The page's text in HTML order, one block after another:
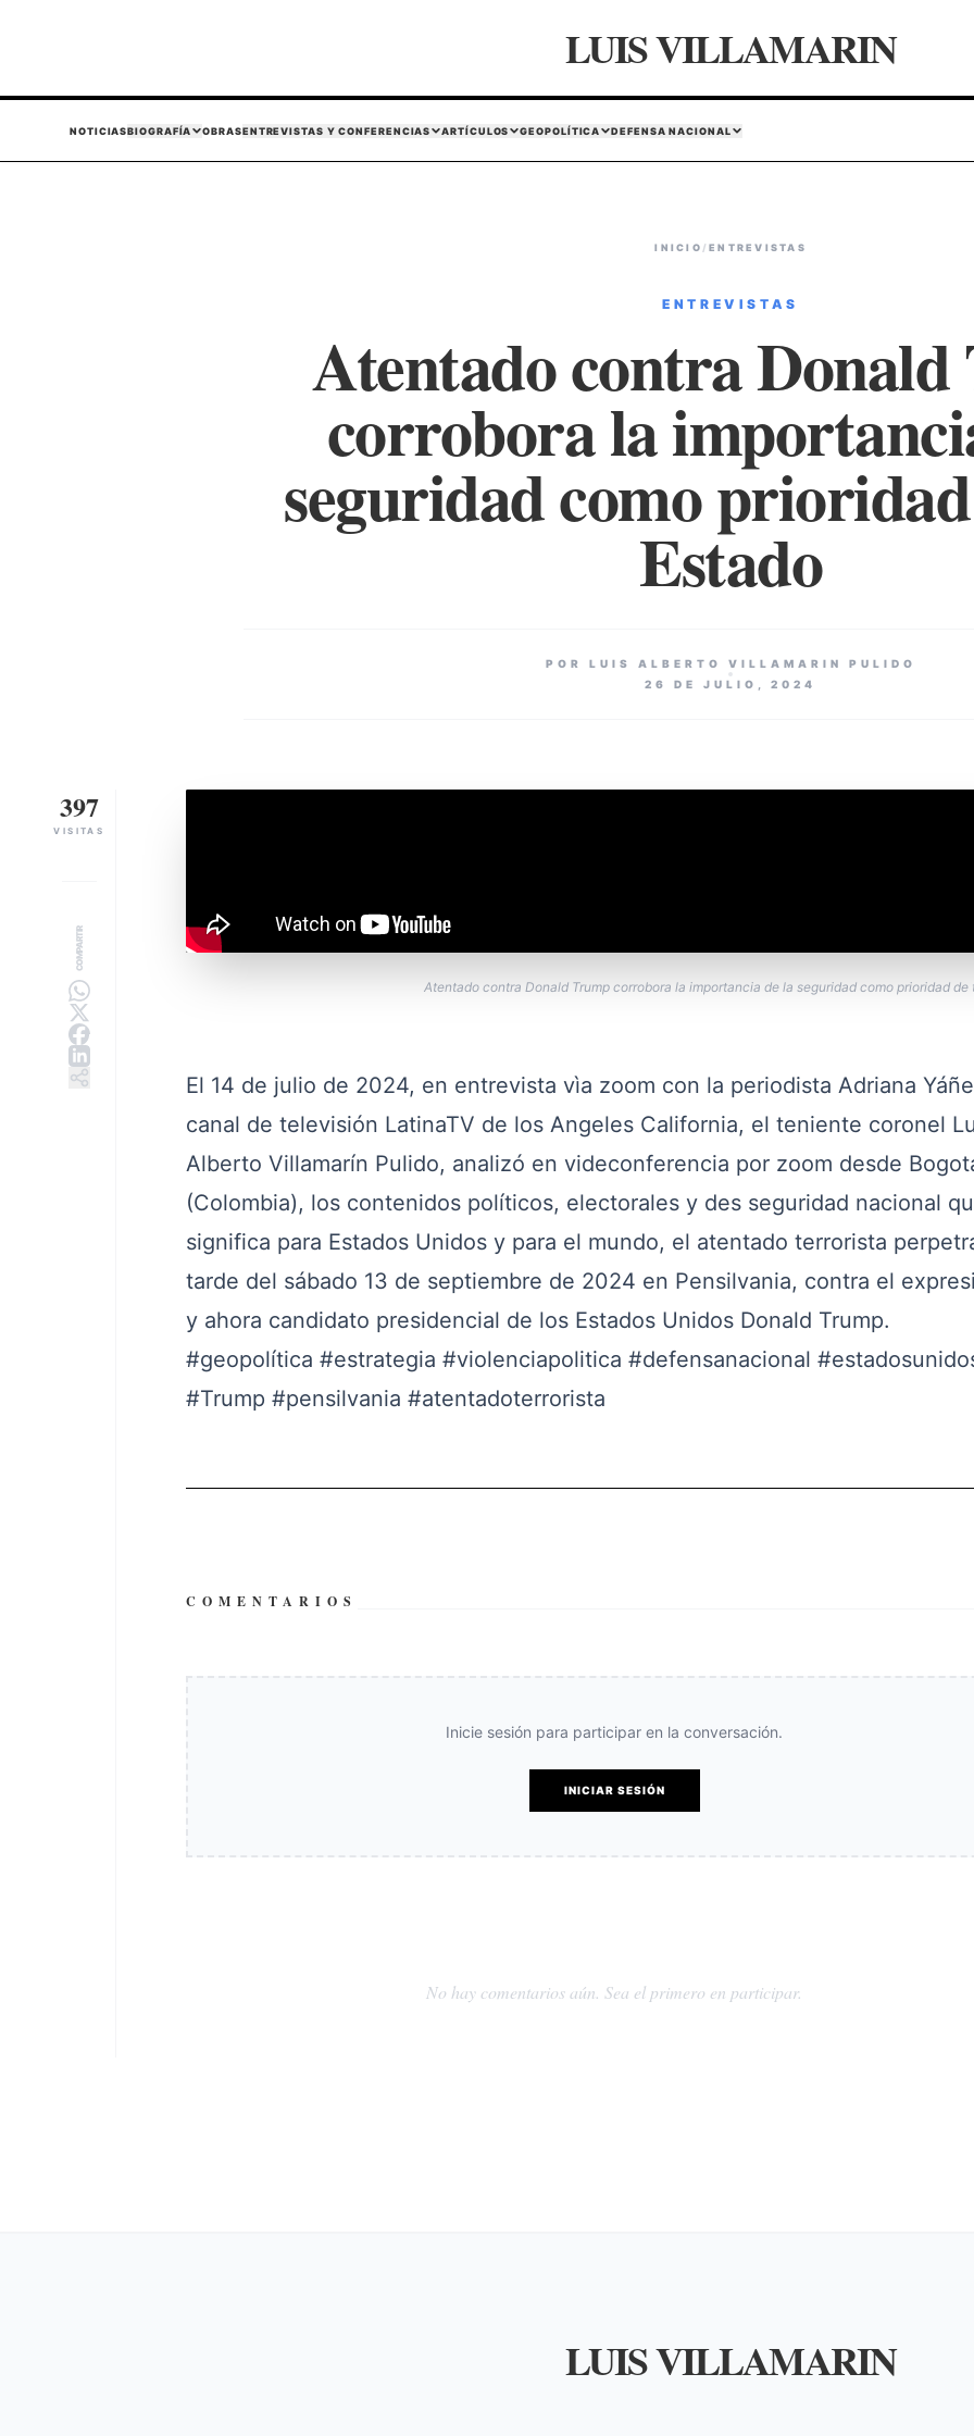
LUIS VILLAMARIN
NOTICIASBIOGRAFÍA OBRASENTREVISTAS Y CONFERENCIAS ARTÍCULOS GEOPOLÍTICA DEFENSA NACIONAL
INICIO / ENTREVISTAS
ENTREVISTAS
Atentado contra
corrobora la
seguridad como
Estado
POR LUIS ALBERTO VILLAMARIN PULIDO
26 DE JULIO, 2024
397
VISITAS
COMPARTIR
Atentado contra Donald Trump corrobora la importancia de la seguridad como prioridad de
El 14 de julio de 2024, en entrevista vìa zoom con la periodista Adriana
canal de televisión LatinaTV de los Angeles California, el teniente coronel
Alberto Villamarín Pulido, analizó en videconferencia por zoom desde
(Colombia), los contenidos políticos, electorales y des seguridad nacional
significa para Estados Unidos y para el mundo, el atentado terrorista
tarde del sábado 13 de septiembre de 2024 en Pensilvania, contra el
y ahora candidato presidencial de los Estados Unidos Donald Trump.
#geopolítica #estrategia #violenciapolitica #defensanacional
#Trump #pensilvania #atentadoterrorista
COMENTARIOS
Inicie sesión para participar en la conversación.
INICIAR SESIÓN
No hay comentarios aún. Sea el primero en participar.
LUIS VILLAMARIN